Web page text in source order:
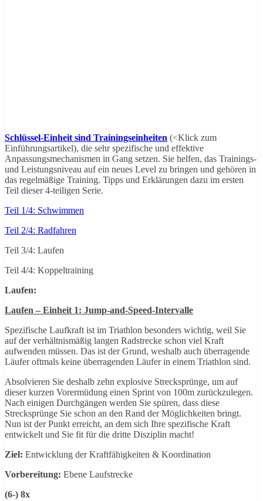
Schlüssel-Einheit sind Trainingseinheiten (<Klick zum
Einführungsartikel), die sehr spezifische und effektive
Anpassungsmechanismen in Gang setzen. Sie helfen, das Trainings-
und Leistungsniveau auf ein neues Level zu bringen und gehören in
das regelmäßige Training. Tipps und Erklärungen dazu im ersten
Teil dieser 4-teiligen Serie.
Teil 1/4: Schwimmen
Teil 2/4: Radfahren
Teil 3/4: Laufen
Teil 4/4: Koppeltraining
Laufen:
Laufen – Einheit 1: Jump-and-Speed-Intervalle
Spezifische Laufkraft ist im Triathlon besonders wichtig, weil Sie
auf der verhältnismäßig langen Radstrecke schon viel Kraft
aufwenden müssen. Das ist der Grund, weshalb auch überragende
Läufer oftmals keine überragenden Läufer in einem Triathlon sind.
Absolvieren Sie deshalb zehn explosive Strecksprünge, um auf
dieser kurzen Vorermüdung einen Sprint von 100m zurückzulegen.
Nach einigen Durchgängen werden Sie spüren, dass diese
Strecksprünge Sie schon an den Rand der Möglichkeiten bringt.
Nun ist der Punkt erreicht, an dem sich Ihre spezifische Kraft
entwickelt und Sie fit für die dritte Disziplin macht!
Ziel: Entwicklung der Kraftfähigkeiten & Koordination
Vorbereitung: Ebene Laufstrecke
(6-) 8x